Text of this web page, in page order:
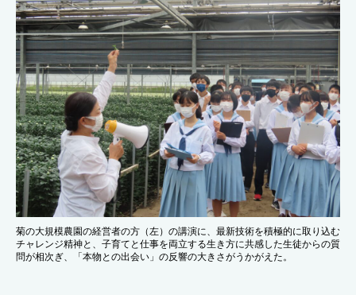
菊の大規模農園の経営者の方（左）の講演に、最新技術を積極的に取り込む
チャレンジ精神と、子育てと仕事を両立する生き方に共感した生徒からの質
問が相次ぎ、「本物との出会い」の反響の大きさがうかがえた。